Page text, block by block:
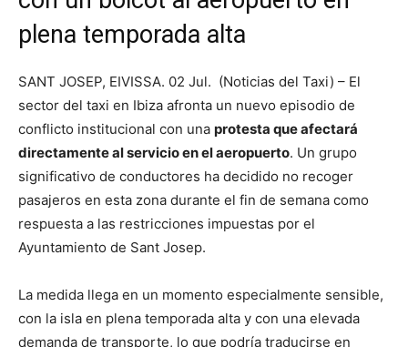
plena temporada alta
SANT JOSEP, EIVISSA. 02 Jul. (Noticias del Taxi) – El
sector del taxi en Ibiza afronta un nuevo episodio de
conflicto institucional con una protesta que afectará
directamente al servicio en el aeropuerto. Un grupo
significativo de conductores ha decidido no recoger
pasajeros en esta zona durante el fin de semana como
respuesta a las restricciones impuestas por el
Ayuntamiento de Sant Josep.
La medida llega en un momento especialmente sensible,
con la isla en plena temporada alta y con una elevada
demanda de transporte, lo que podría traducirse en